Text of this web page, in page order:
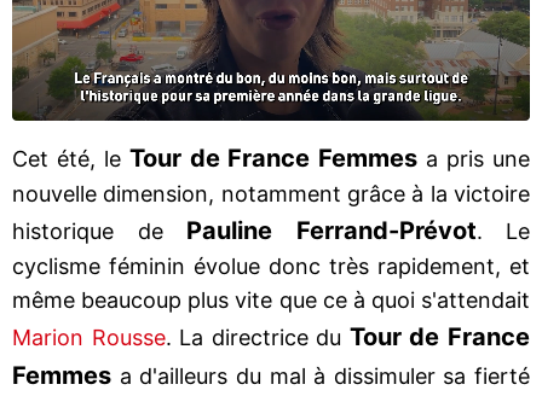
Cet été, le Tour de France Femmes a pris une
nouvelle dimension, notamment grâce à la victoire
historique de Pauline Ferrand-Prévot. Le
cyclisme féminin évolue donc très rapidement, et
même beaucoup plus vite que ce à quoi s'attendait
Marion Rousse. La directrice du Tour de France
Femmes a d'ailleurs du mal à dissimuler sa fierté